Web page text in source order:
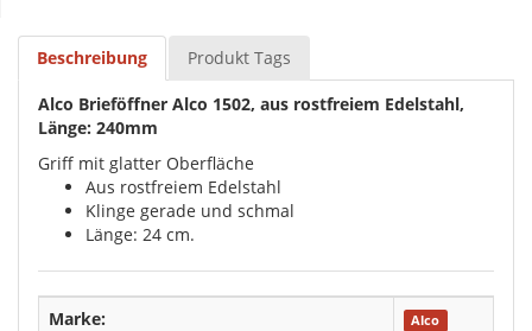
Beschreibung Produkt Tags
Alco Brieföffner Alco 1502, aus rostfreiem Edelstahl,
Länge: 240mm
Griff mit glatter Oberfläche
Aus rostfreiem Edelstahl
Klinge gerade und schmal
Länge: 24 cm.
Marke: Alco